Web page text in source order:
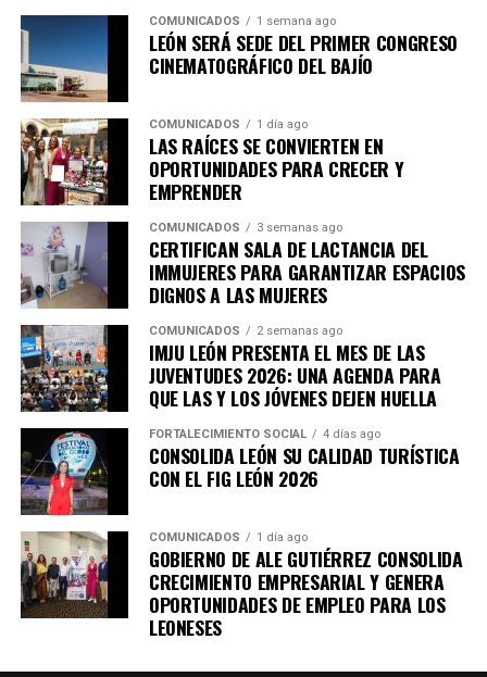
COMUNICADOS 1 semana ago
LEÓN SERÁ SEDE DEL PRIMER CONGRESO
CINEMATOGRÁFICO DEL BAJÍO
COMUNICADOS 1 día ago
LAS RAÍCES SE CONVIERTEN EN
OPORTUNIDADES PARA CRECER Y
EMPRENDER
COMUNICADOS 3 semanas ago
CERTIFICAN SALA DE LACTANCIA DEL
IMMUJERES PARA GARANTIZAR ESPACIOS
DIGNOS A LAS MUJERES
COMUNICADOS 2 semanas ago
IMJU LEÓN PRESENTA EL MES DE LAS
JUVENTUDES 2026: UNA AGENDA PARA
QUE LAS Y LOS JÓVENES DEJEN HUELLA
FORTALECIMIENTO SOCIAL 4 días ago
CONSOLIDA LEÓN SU CALIDAD TURÍSTICA
CON EL FIG LEÓN 2026
COMUNICADOS 1 día ago
GOBIERNO DE ALE GUTIÉRREZ CONSOLIDA
CRECIMIENTO EMPRESARIAL Y GENERA
OPORTUNIDADES DE EMPLEO PARA LOS
LEONESES